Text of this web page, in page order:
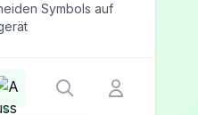
Symbols auf